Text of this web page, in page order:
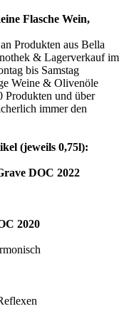
Flasche Wein,
Produkten aus Bella
& Lagerverkauf im
bis Samstag
Weine & Olivenöle
Produkten und über
immer den
(jeweils 0,75l):
DOC 2022
2020